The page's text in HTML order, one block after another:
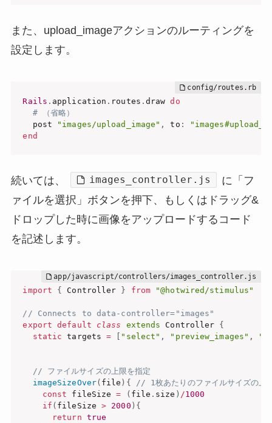
また、upload_imageアクションのルーティングを
設定します。
Rails . application . routes . draw do
# （省略）
  post
"images/upload_image" , to :
end
続いては、 images_controller.js
に「フ
ァイルを選択」ボタンを押下、もしくはドラッグ&
ドロップした時に画像をアップロードするコード
を記述します。
import { Controller } from "@hotwired/stimulus"
// Connects to data-controller="images"
export
default class extends Controller {
static targets = "select" , "preview_images" ,
// ファイルサイズの上限を指定
imageSizeOver( file ) {
// 1枚あたりのファイルサイズの上
const fileSize = ( file . size ) /1000
if ( fileSize > 2000 ) {
return true